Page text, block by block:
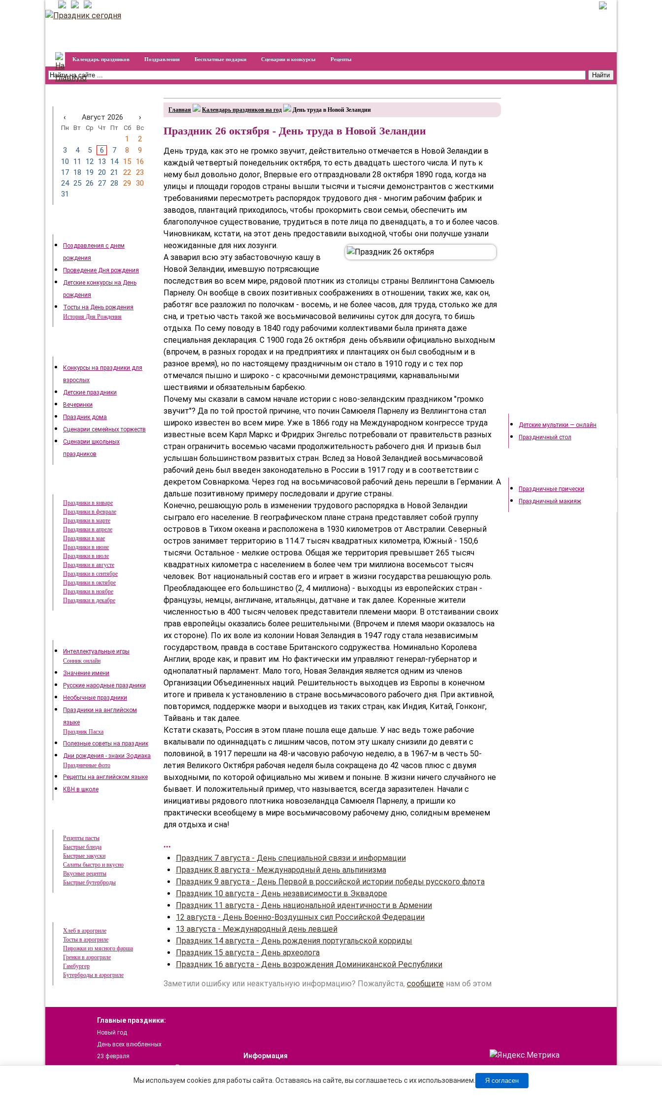
Календарь праздников Поздравления Бесплатные подарки Сценарии и конкурсы Рецепты
Главная Календарь праздников на год День труда в Новой Зеландии
Праздник 26 октября - День труда в Новой Зеландии
День труда, как это не громко звучит, действительно отмечается в Новой Зеландии в
каждый четвертый понедельник октября, то есть двадцать шестого числа. И путь к
нему был довольно долог, Впервые его отпраздновали 28 октября 1890 года, когда на
улицы и площади городов страны вышли тысячи и тысячи демонстрантов с жесткими
требованиями пересмотреть распорядок трудового дня - многим рабочим фабрик и
заводов, плантаций приходилось, чтобы прокормить свои семьи, обеспечить им
благополучное существование, трудиться в поте лица по двенадцать, а то и более часов.
Чиновникам, кстати, на этот день предоставили выходной, чтобы они получше узнали
неожиданные для них лозунги.
А заварил всю эту забастовочную кашу в
Новой Зеландии, имевшую потрясающие
последствия во всем мире, рядовой плотник из столицы страны Веллингтона Самюель
Парнелу. Он вообще в своих позитивных соображениях в отношении, таких же, как он,
работяг все разложил по полочкам - восемь, и не более часов, для труда, столько же для
сна, и третью часть такой же восьмичасовой величины суток для досуга, то бишь
отдыха. По сему поводу в 1840 году рабочими коллективами была принята даже
специальная декларация. С 1900 года 26 октября день объявили официально выходным
(впрочем, в разных городах и на предприятиях и плантациях он был свободным и в
разное время), но по настоящему праздничным он стало в 1910 году и с тех пор
отмечался пышно и широко - с красочными демонстрациями, карнавальными
шествиями и обязательным барбекю.
Почему мы сказали в самом начале истории с ново-зеландским праздником "громко
звучит"? Да по той простой причине, что почин Самюеля Парнелу из Веллингтона стал
широко известен во всем мире. Уже в 1866 году на Международном конгрессе труда
известные всем Карл Маркс и Фридрих Энгельс потребовали от правительств разных
стран ограничить восемью часами продолжительность рабочего дня. И призыв был
услышан большинством развитых стран. Вслед за Новой Зеландией восьмичасовой
рабочий день был введен законодательно в России в 1917 году и в соответствии с
декретом Совнаркома. Через год на восьмичасовой рабочий день перешли в Германии. А
дальше позитивному примеру последовали и другие страны.
Конечно, решающую роль в изменении трудового распорядка в Новой Зеландии
сыграло его население. В географическом плане страна представляет собой группу
островов в Тихом океана и расположена в 1930 километров от Австралии. Северный
остров занимает территорию в 114.7 тысяч квадратных километра, Южный - 150,6
тысячи. Остальное - мелкие острова. Общая же территория превышает 265 тысяч
квадратных километра с населением в более чем три миллиона восемьсот тысяч
человек. Вот национальный состав его и играет в жизни государства решающую роль.
Преобладающее его большинство (2, 4 миллиона) - выходцы из европейских стран -
французы, немцы, англичане, итальянцы, датчане и так далее. Коренные жители
численностью в 400 тысяч человек представители племени маори. В отстаивании своих
прав европейцы оказались более решительными. (Впрочем и племя маори оказалось на
их стороне). По их воле из колонии Новая Зеландия в 1947 году стала независимым
государством, правда в составе Британского содружества. Номинально Королева
Англии, вроде как, и правит им. Но фактически им управляют генерал-губернатор и
однопалатный парламент. Мало того, Новая Зеландия является одним из членов
Организации Объединенных наций. Решительность выходцев из Европы в конечном
итоге и привела к установлению в стране восьмичасового рабочего дня. При активной,
повторимся, поддержке маори и выходцев из таких стран, как Индия, Китай, Гонконг,
Тайвань и так далее.
Кстати сказать, Россия в этом плане пошла еще дальше. У нас ведь тоже рабочие
вкалывали по одиннадцать с лишним часов, потом эту шкалу снизили до девяти с
половиной, в 1917 перешли на 48-и часовую рабочую неделю, а в 1967-м в честь 50-
летия Великого Октября рабочая неделя была сокращена до 42 часов плюс с двумя
выходными, по которой официально мы живем и поныне. В жизни ничего случайного не
бывает. И положительный пример, что называется, всегда заразителен. Начали с
инициативы рядового плотника новозеландца Самюеля Парнелу, а пришли ко
практически всеобщему в мире восьмичасовому рабочему дню, солидным временем
для отдыха и сна!
...
Праздник 7 августа - День специальной связи и информации
Праздник 8 августа - Международный день альпинизма
Праздник 9 августа - День Первой в российской истории победы русского флота
Праздник 10 августа - День независимости в Эквадоре
Праздник 11 августа - День национальной идентичности в Армении
12 августа - День Военно-Воздушных сил Российской Федерации
13 августа - Международный день левшей
Праздник 14 августа - День рождения португальской корриды
Праздник 15 августа - День археолога
Праздник 16 августа - День возрождения Доминиканской Республики
Заметили ошибку или неактуальную информацию? Пожалуйста, сообщите нам об этом
‹ Август 2026 ›
Пн Вт Ср Чт Пт Сб Вс
1
2
3
4 5 6 7 8
9
10
11 12 13 14 15
16
17 18 19 20 21 22 23
24 25 26 27 28 29
30
31
Поздравления с днем
рождения
Проведение Дня рождения
Детские конкурсы на День
рождения
Тосты на День рождения
История Дня Рождения
Конкурсы на праздники для
взрослых
Детские праздники
Вечеринки
Праздник дома
Сценарии семейных торжеств
Сценарии школьных
праздников
Праздники в январе
Праздники в феврале
Праздники в марте
Праздники в апреле
Праздники в мае
Праздники в июне
Праздники в июле
Праздники в августе
Праздники в сентябре
Праздники в октябре
Праздники в ноябре
Праздники в декабре
Интеллектуальные игры
Сонник онлайн
Значение имени
Русские народные праздники
Необычные праздники
Праздники на английском
языке
Праздник Пасха
Полезные советы на праздник
Дни рождения - знаки Зодиака
Праздничные фото
Рецепты на английском языке
КВН в школе
Рецепты пасты
Быстрые блюда
Быстрые закуски
Салаты быстро и вкусно
Вкусные рецепты
Быстрые бутерброды
Хлеб в аэрогриле
Тосты в аэрогриле
Пирожки из мясного фарша
Гренки в аэрогриле
Гамбургер
Бутерброды в аэрогриле
Детские мультики — онлайн
Праздничный стол
Праздничные прически
Праздничный макияж
Мы используем cookies для работы сайта. Оставаясь на сайте, вы соглашаетесь с их использованием. Я согласен
Главные праздники:
Новый год
День всех влюбленных
23 февраля
8 марта
9 мая - День Победы
Рецепты:
Кухни народов Мира
Информация
О проекте
Какой сегодня праздник?